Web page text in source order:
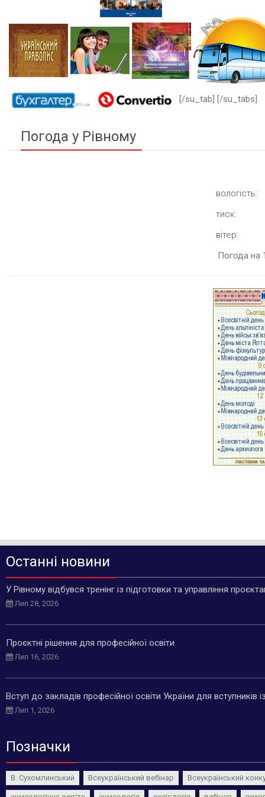
[/su_tab] [/su_tabs]
Погода у Рівному
вологість:
тиск:
вітер:
Погода на
Останні новини
У Рівному відбувся тренінг із підготовки та управління
Лип 28, 2026
Проєктні рішення для професійної освіти
Лип 16, 2026
Вступ до закладів професійної освіти України для
Лип 1, 2026
Позначки
В. Сухомлинський Всеукраїнський вебінар Всеукраїнський